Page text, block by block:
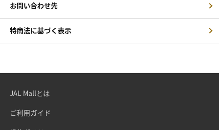
お問い合わせ先
特商法に基づく表示
JAL Mallとは
ご利用ガイド